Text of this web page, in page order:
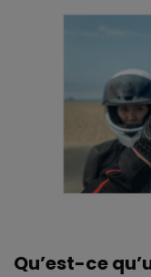
Qu’est-ce